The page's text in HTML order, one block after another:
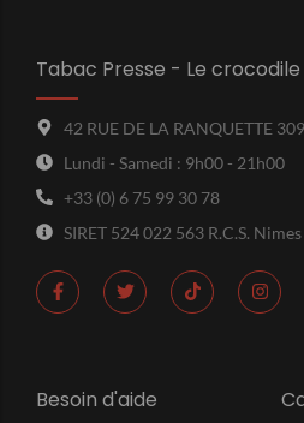
Tabac Presse - Le crocodile
42 RUE DE LA RANQUETTE
Lundi - Samedi : 9h00 - 21h00
+33 (0) 6 75 99 30 78
SIRET 524 022 563 R.C.S. Nimes
Besoin d'aide